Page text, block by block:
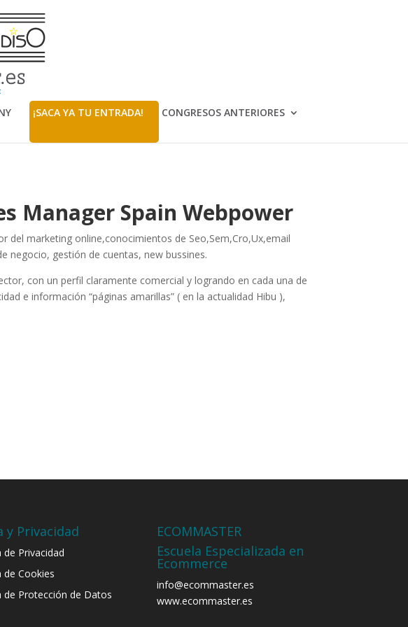
¡SACA YA TU ENTRADA! CONGRESOS ANTERIORES
Manager Spain Webpower
del marketing online,conocimientos de Seo,Sem,Cro,Ux,email
negocio, gestión de cuentas, new bussines.
con un perfil claramente comercial y logrando en cada una de
e información “páginas amarillas” ( en la actualidad Hibu ),
y Privacidad
de Privacidad
de Cookies
de Protección de Datos
ECOMMASTER
Escuela Especializada en
Ecommerce
info@ecommaster.es
www.ecommaster.es